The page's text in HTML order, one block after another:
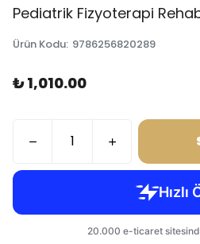
Pediatrik Fizyoterapi
Ürün Kodu: 9786256820289
₺ 1,010.00